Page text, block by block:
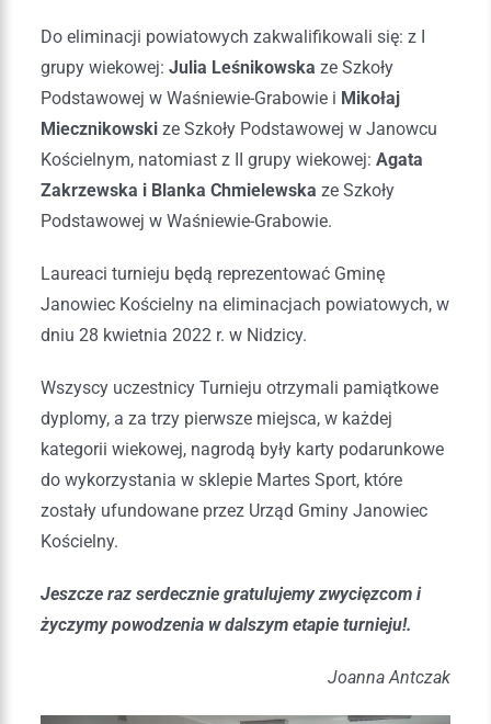
Do eliminacji powiatowych zakwalifikowali się: z I
grupy wiekowej:Julia Leśnikowska ze Szkoły
Podstawowej w Waśniewie-Grabowie i Mikołaj
Miecznikowski ze Szkoły Podstawowej w Janowcu
Kościelnym, natomiast z II grupy wiekowej:Agata
Zakrzewska i Blanka Chmielewskaze Szkoły
Podstawowej w Waśniewie-Grabowie.
Laureaci turnieju będą reprezentować Gminę
Janowiec Kościelny na eliminacjach powiatowych, w
dniu 28 kwietnia 2022 r. w Nidzicy.
Wszyscy uczestnicy Turnieju otrzymali pamiątkowe
dyplomy, a za trzy pierwsze miejsca, w każdej
kategorii wiekowej, nagrodą były karty podarunkowe
do wykorzystania w sklepie Martes Sport, które
zostały ufundowane przez Urząd Gminy Janowiec
Kościelny.
Jeszcze raz serdecznie gratulujemy zwycięzcom i
życzymy powodzenia w dalszym etapie turnieju!.
Joanna Antczak